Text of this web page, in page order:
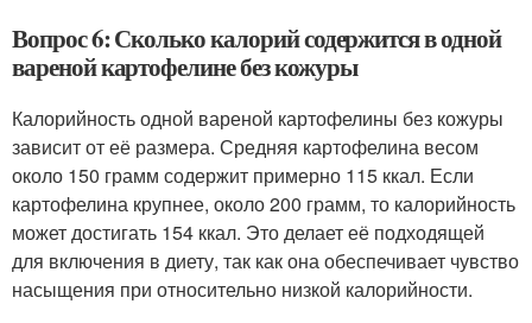
Вопрос 6: Сколько калорий содержится в одной
вареной картофелине без кожуры
Калорийность одной вареной картофелины без кожуры
зависит от её размера. Средняя картофелина весом
около 150 грамм содержит примерно 115 ккал. Если
картофелина крупнее, около 200 грамм, то калорийность
может достигать 154 ккал. Это делает её подходящей
для включения в диету, так как она обеспечивает чувство
насыщения при относительно низкой калорийности.